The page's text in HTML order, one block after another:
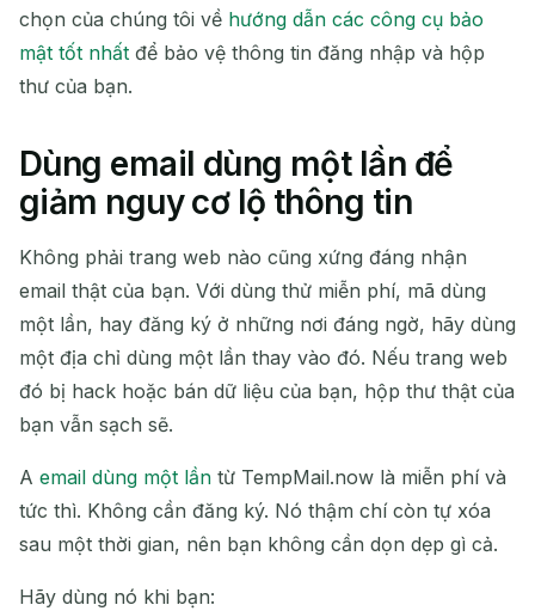
chọn của chúng tôi về hướng dẫn các công cụ bảo
mật tốt nhất để bảo vệ thông tin đăng nhập và hộp
thư của bạn.
Dùng email dùng một lần để
giảm nguy cơ lộ thông tin
Không phải trang web nào cũng xứng đáng nhận
email thật của bạn. Với dùng thử miễn phí, mã dùng
một lần, hay đăng ký ở những nơi đáng ngờ, hãy dùng
một địa chỉ dùng một lần thay vào đó. Nếu trang web
đó bị hack hoặc bán dữ liệu của bạn, hộp thư thật của
bạn vẫn sạch sẽ.
A email dùng một lần từ TempMail.now là miễn phí và
tức thì. Không cần đăng ký. Nó thậm chí còn tự xóa
sau một thời gian, nên bạn không cần dọn dẹp gì cả.
Hãy dùng nó khi bạn: